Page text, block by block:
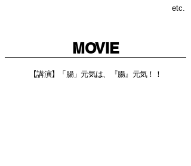
etc.
MOVIE
【講演】「腸」元気は、『腸』元気！！